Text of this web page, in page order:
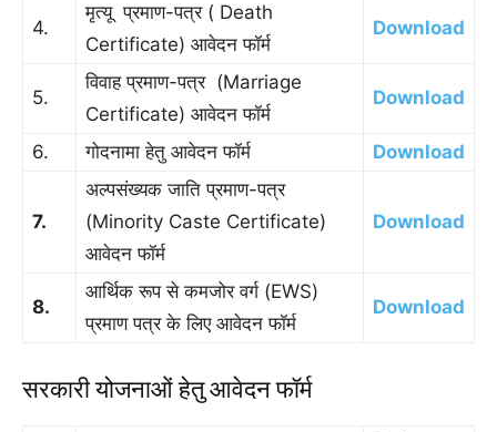
4.
मृत्यू प्रमाण-पत्र ( Death
Certificate) आवेदन फॉर्म
Download
5.
विवाह प्रमाण-पत्र (Marriage
Certificate) आवेदन फॉर्म
Download
6. गोदनामा हेतु आवेदन फॉर्म Download
7.
अल्पसंख्यक जाति प्रमाण-पत्र
(Minority Caste Certificate)
आवेदन फॉर्म
Download
8.
आर्थिक रूप से कमजोर वर्ग (EWS)
प्रमाण पत्र के लिए आवेदन फॉर्म
Download
सरकारी योजनाओं हेतु आवेदन फॉर्म